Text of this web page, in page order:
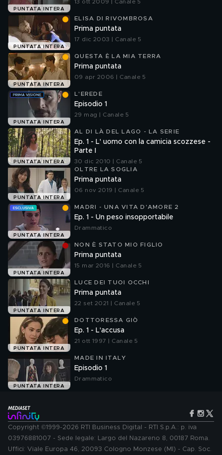
PUNTATA INTERA
13 ott 2009 | Canale 5
PUNTATA INTERA
ELISA DI RIVOMBROSA
Prima puntata
17 dic 2003 | Canale 5
PUNTATA INTERA
QUESTA È LA MIA TERRA
Prima puntata
09 apr 2006 | Canale 5
PUNTATA INTERA
L'EREDE
Episodio 1
29 mag | Canale 5
PUNTATA INTERA
AL DI LÀ DEL LAGO - LA SERIE
Ep. 1 - L' uomo con la camicia scozzese -
Parte I
30 dic 2010 | Canale 5
PUNTATA INTERA
OLTRE LA SOGLIA
Prima puntata
06 nov 2019 | Canale 5
PUNTATA INTERA
MADRI - UNA VITA D'AMORE 2
Ep. 1 - Un peso insopportabile
Drammatico
PUNTATA INTERA
NON È STATO MIO FIGLIO
Prima puntata
15 mar 2016 | Canale 5
PUNTATA INTERA
LUCE DEI TUOI OCCHI
Prima puntata
22 set 2021 | Canale 5
PUNTATA INTERA
DOTTORESSA GIÒ
Ep. 1 - L'accusa
21 ott 1997 | Canale 5
PUNTATA INTERA
MADE IN ITALY
Episodio 1
Drammatico
Copyright ©1999-2026 RTI Business Digital - RTI S.p.A.: p. iva
03976881007 - Sede legale: Largo del Nazareno 8, 00187 Roma.
Uffici: Viale Europa 46, 20093 Cologno Monzese (MI) - Cap. Soc.